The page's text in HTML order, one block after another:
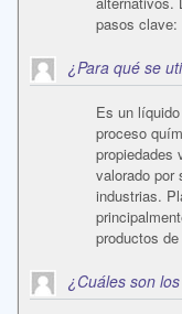
pasos clave:
¿Para qué se
Es un
proceso
propiedades
valorado por
industrias.
productos
¿Cuáles son